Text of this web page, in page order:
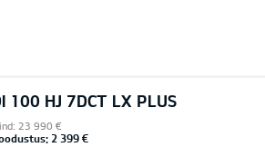
100 HJ 7DCT LX PLUS
23 990 €
2 399 €